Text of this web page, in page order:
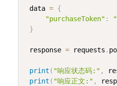
data = {
"purchaseToken" :
}
response = requests .
print ( "响应状态码:" ,
print ( "响应正文:" ,